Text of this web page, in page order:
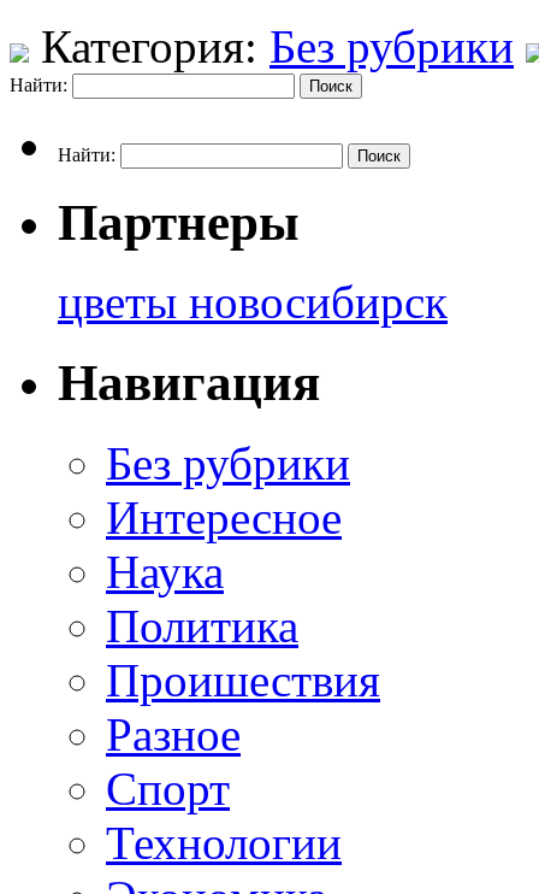
Категория: Без рубрики
Найти:
Найти:
Партнеры
цветы новосибирск
Навигация
Без рубрики
Интересное
Наука
Политика
Проишествия
Разное
Спорт
Технологии